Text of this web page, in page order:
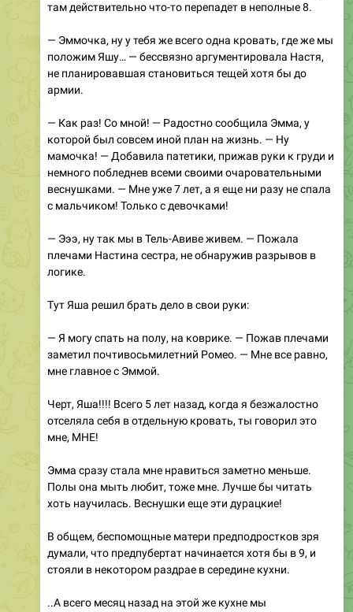
там действительно что-то перепадет в неполные 8.
— Эммочка, ну у тебя же всего одна кровать, где же мы
положим Яшу… — бессвязно аргументировала Настя,
не планировавшая становиться тещей хотя бы до
армии.
— Как раз! Со мной! — Радостно сообщила Эмма, у
которой был совсем иной план на жизнь. — Ну
мамочка! — Добавила патетики, прижав руки к груди и
немного побледнев всеми своими очаровательными
веснушками. — Мне уже 7 лет, а я еще ни разу не спала
с мальчиком! Только с девочками!
— Эээ, ну так мы в Тель-Авиве живем. — Пожала
плечами Настина сестра, не обнаружив разрывов в
логике.
Тут Яша решил брать дело в свои руки:
— Я могу спать на полу, на коврике. — Пожав плечами
заметил почтивосьмилетний Ромео. — Мне все равно,
мне главное с Эммой.
Черт, Яша!!!! Всего 5 лет назад, когда я безжалостно
отселяла себя в отдельную кровать, ты говорил это
мне, МНЕ!
Эмма сразу стала мне нравиться заметно меньше.
Полы она мыть любит, тоже мне. Лучше бы читать
хоть научилась. Веснушки еще эти дурацкие!
В общем, беспомощные матери предподростков зря
думали, что предпубертат начинается хотя бы в 9, и
стояли в некотором раздрае в середине кухни.
..А всего месяц назад на этой же кухне мы